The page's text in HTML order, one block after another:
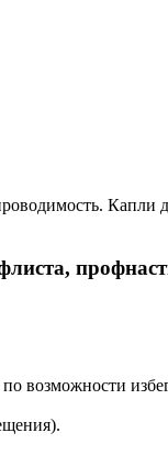
Капли
возможности